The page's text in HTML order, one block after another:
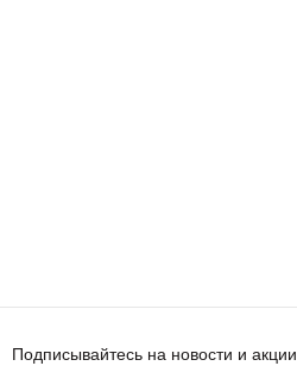
Подписывайтесь на новости и акции